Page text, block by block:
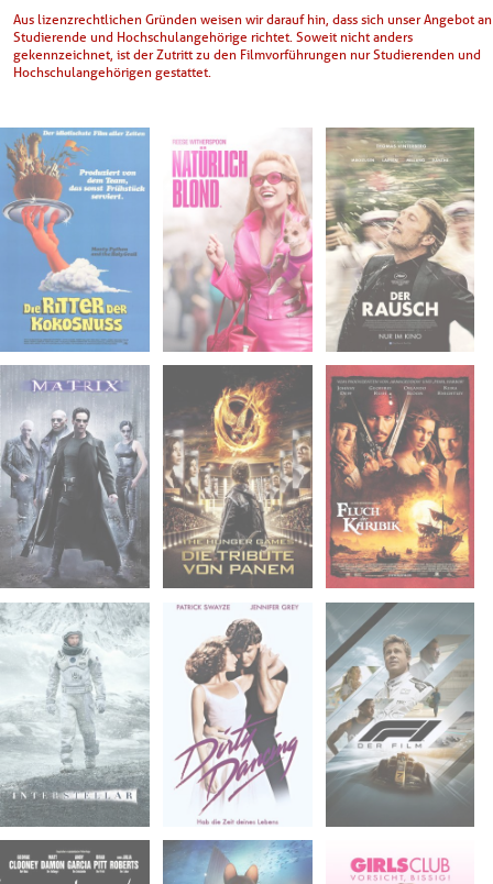
Aus lizenzrechtlichen Gründen weisen wir darauf hin, dass sich unser Angebot an
Studierende und Hochschulangehörige richtet. Soweit nicht anders
gekennzeichnet, ist der Zutritt zu den Filmvorführungen nur Studierenden und
Hochschulangehörigen gestattet.
Mi. 01.04.2026
20:30
Goldener Saal -
Studihaus
Mi. 15.04.2026
20:30
Goldener Saal -
Studihaus
So. 26.04.2026
20:30
Goldener Saal -
Studihaus
Do. 30.04.2026
20:30
Goldener Saal -
Studihaus
So. 10.05.2026
20:30
Goldener Saal -
Studihaus
Mi. 13.05.2026
20:30
Goldener Saal -
Studihaus
Mi. 27.05.2026
20:30
Goldener Saal -
Studihaus
Mi. 10.06.2026
21:15
Innenhof der
ehem. Reitschule
Mi. 24.06.2026
21:15
Innenhof der
ehem. Reitschule